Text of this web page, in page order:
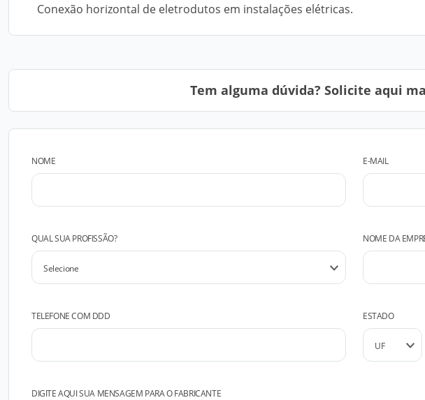
Conexão horizontal de eletrodutos em instalações elétricas.
Tem alguma dúvida? Solicite aqui
NOME E-MAIL
QUAL SUA PROFISSÃO? NOME DA
TELEFONE COM DDD ESTADO
DIGITE AQUI SUA MENSAGEM PARA O FABRICANTE